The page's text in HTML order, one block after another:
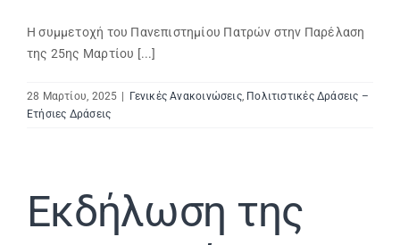
Η συμμετοχή του Πανεπιστημίου Πατρών στην Παρέλαση
της 25ης Μαρτίου [...]
28 Μαρτίου, 2025 Γενικές Ανακοινώσεις, Πολιτιστικές Δράσεις –
Ετήσιες Δράσεις
Εκδήλωση της